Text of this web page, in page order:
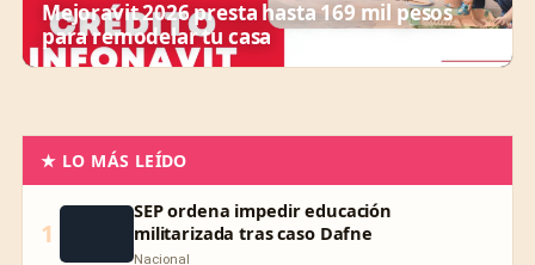
Mejoravit 2026 presta hasta 169 mil pesos
para remodelar tu casa
★ LO MÁS LEÍDO
1
SEP ordena impedir educación
militarizada tras caso Dafne
Nacional